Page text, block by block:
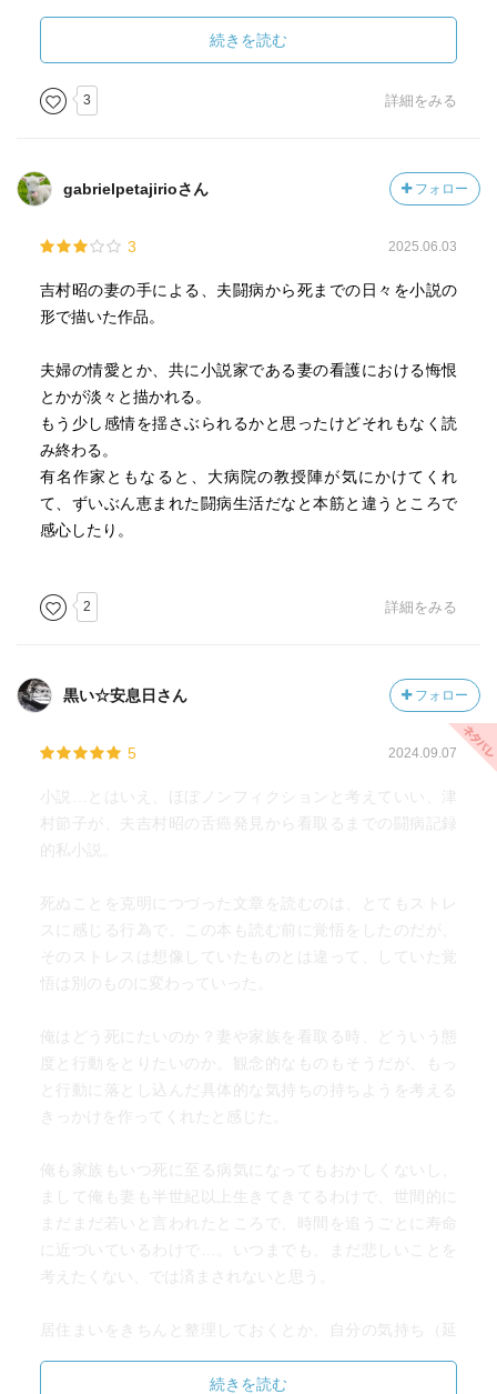
はできるものではない、いくら研究が進んでも、究極、人
ことは難しい。
友人や知り合いに留守を聞かれたら田舎に行った、長期で
癌と言われたとき、人生に負けた、残念だと思った。もし
死に繋がっていたら、痛みにだけは治療を受け延命はやめ
幸い進んだ医学と優秀な医師の判断のおかげで完治した
が、吉村氏は放射線治療で舌癌がなおったあとで、更に膵
臓癌がみつかった、その衝撃によく耐えられたとおもう。
誰にもこういう時はいつか平等に訪れる。その時残された
ものの後悔や哀しみに思い当たる。
これが生まれた時から持っているという,背負って生まれる
よく時が悲しみを薄れさせるなどというがそうではないと
長く避けてきたこういう本に向き合えるようになったこと
津村節子も売れっ子作家だったので、どうしても外せない
仕事や会合が頻繁にあり、しかも夫の病気は世間にナイシ
ョにしている為に欠席するにも本当のことが言えないとい
う状況。夫は夫で、「君は自分の仕事をしろ」と言っては
な感情が、「寝ているうちに帰る」という一文に凝縮され
ている。
闘病に対して前向きで、常にユーモアも忘れない。
『夫は患者として実に従順であった。医師の指示は忠実に
守る。以前肝臓の数値が悪いから二週間アルコールをやめ
る学会へ出席するため二ヶ月以上も留守になった時、夫は
医師が帰国するまで禁酒していた。「先生に、全然飲まな
かったのですか、と驚かれたよ。私は辛抱強くて、女房と
闘病中の痛みや不自由さにずっと耐えながら、大きく取り
乱すこともなく、周りの人間を気遣う人間だったが故に、
余計に彼の最期にとった行動は衝撃的でした。
続きを読む
3 詳細をみる
gabrielpetajirioさん フォロー
3 2025.06.03
吉村昭の妻の手による、夫闘病から死までの日々を小説の
形で描いた作品。
夫婦の情愛とか、共に小説家である妻の看護における悔恨
とかが淡々と描かれる。
もう少し感情を揺さぶられるかと思ったけどそれもなく読
み終わる。
有名作家ともなると、大病院の教授陣が気にかけてくれ
て、ずいぶん恵まれた闘病生活だなと本筋と違うところで
感心したり。
2 詳細をみる
黒い☆安息日さん フォロー
5 2024.09.07
小説…とはいえ、ほぼノンフィクションと考えていい、津
村節子が、夫吉村昭の舌癌発見から看取るまでの闘病記録
的私小説。
死ぬことを克明につづった文章を読むのは、とてもストレ
スに感じる行為で、この本も読む前に覚悟をしたのだが、
そのストレスは想像していたものとは違って、していた覚
悟は別のものに変わっていった。
俺はどう死にたいのか？妻や家族を看取る時、どういう態
度と行動をとりたいのか。観念的なものもそうだが、もっ
と行動に落とし込んだ具体的な気持ちの持ちようを考える
きっかけを作ってくれたと感じた。
俺も家族もいつ死に至る病気になってもおかしくないし、
まして俺も妻も半世紀以上生きてきてるわけで、世間的に
まだまだ若いと言われたところで、時間を追うごとに寿命
に近づいているわけで…。いつまでも、まだ悲しいことを
考えたくない、では済まされないと思う。
居住まいをきちんと整理しておくとか、自分の気持ち（延
まとめておくとか、保険とか財産（ほとんどないけど）の
続きを読む